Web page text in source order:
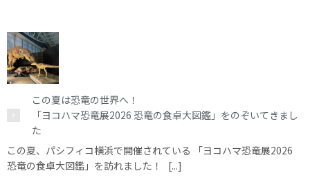
この夏は恐竜の世界へ！
「ヨコハマ恐竜展2026 恐竜の食卓大図鑑」をのぞいてきまし
た
この夏、パシフィコ横浜で開催されている 「ヨコハマ恐竜展2026
恐竜の食卓大図鑑」を訪れました！ [...]